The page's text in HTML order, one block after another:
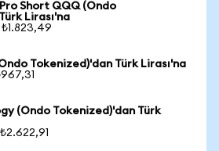
Short QQQ (Ondo
Lirası'na
Tokenized)'dan Türk Lirası'na
(Ondo Tokenized)'dan Türk